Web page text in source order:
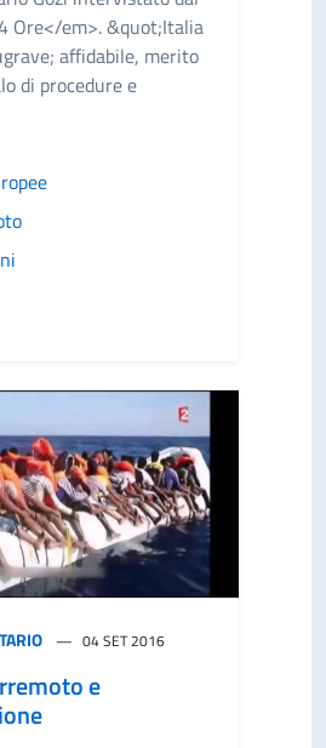
Ore</em>. &quot;Italia
affidabile, merito
di procedure e
04 SET 2016
e